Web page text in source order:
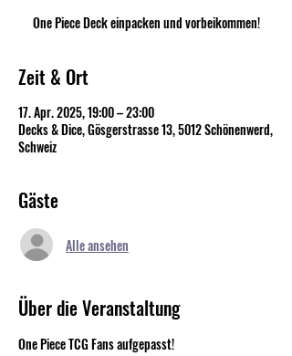
One Piece Deck einpacken und vorbeikommen!
Zeit & Ort
17. Apr. 2025, 19:00 – 23:00
Decks & Dice, Gösgerstrasse 13, 5012 Schönenwerd,
Schweiz
Gäste
Alle ansehen
Über die Veranstaltung
One Piece TCG Fans aufgepasst!